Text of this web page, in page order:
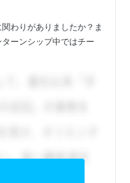
わりがありましたか？ま
ーンシップ中ではチー